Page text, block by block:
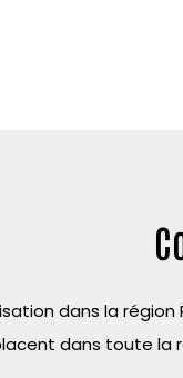
dans la
dans toute la